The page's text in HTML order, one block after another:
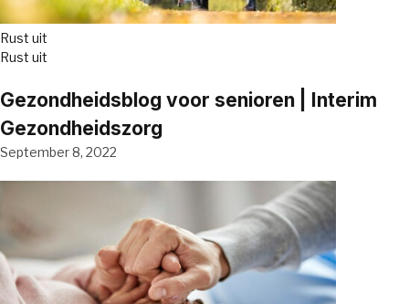
Rust uit
Rust uit
Gezondheidsblog voor senioren | Interim
Gezondheidszorg
September 8, 2022